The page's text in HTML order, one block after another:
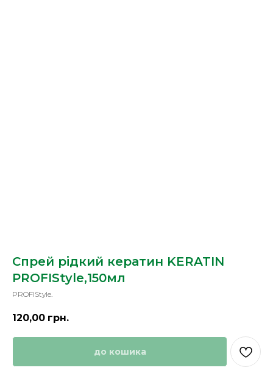
Спрей рідкий кератин KERATIN
PROFIStyle,150мл
PROFIStyle.
120,00 грн.
до кошика